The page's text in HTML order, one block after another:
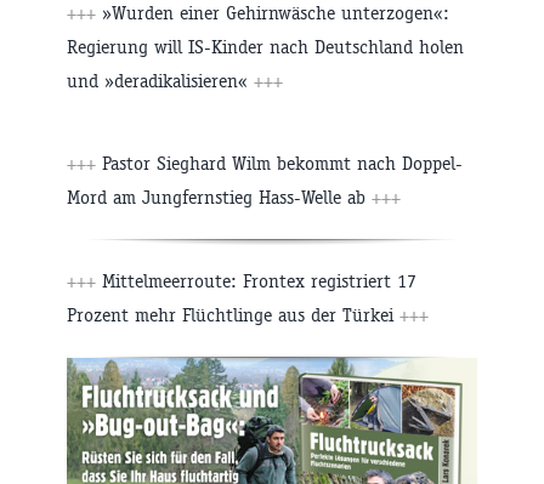
+++ »Wurden einer Gehirnwäsche unterzogen«:
Regierung will IS-Kinder nach Deutschland holen
und »deradikalisieren« +++
+++ Pastor Sieghard Wilm bekommt nach Doppel-
Mord am Jungfernstieg Hass-Welle ab +++
+++ Mittelmeerroute: Frontex registriert 17
Prozent mehr Flüchtlinge aus der Türkei +++